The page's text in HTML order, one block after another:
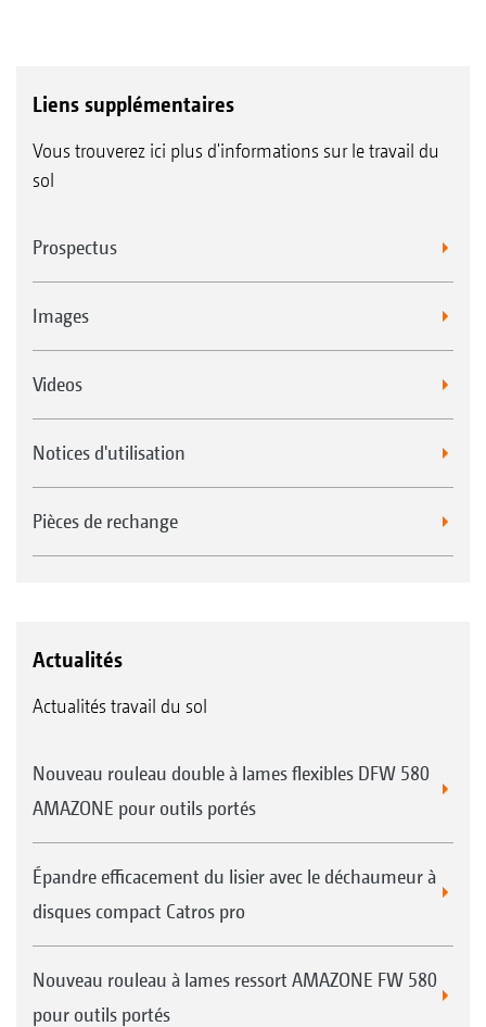
Liens supplémentaires
Vous trouverez ici plus d'informations sur le travail du
sol
Prospectus
Images
Videos
Notices d'utilisation
Pièces de rechange
Actualités
Actualités travail du sol
Nouveau rouleau double à lames flexibles DFW 580
AMAZONE pour outils portés
Épandre efficacement du lisier avec le déchaumeur à
disques compact Catros pro
Nouveau rouleau à lames ressort AMAZONE FW 580
pour outils portés